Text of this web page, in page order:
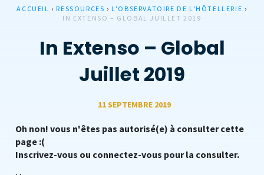
ACCUEIL ›RESSOURCES ›L'OBSERVATOIRE DE L'HÔTELLERIE ›
IN EXTENSO – GLOBAL JUILLET 2019
In Extenso – Global
Juillet 2019
11 SEPTEMBRE 2019
Oh non! vous n'êtes pas autorisé(e) à consulter cette
page :(
Inscrivez-vous ou connectez-vous pour la consulter.